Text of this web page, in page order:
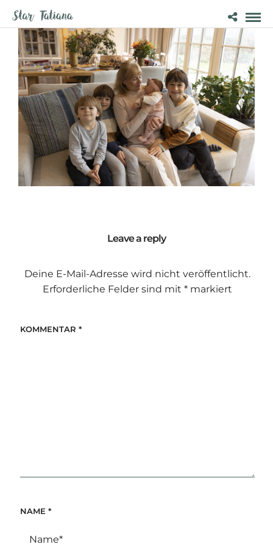
Leave a reply
Deine E-Mail-Adresse wird nicht veröffentlicht.
Erforderliche Felder sind mit *markiert
KOMMENTAR *
NAME *